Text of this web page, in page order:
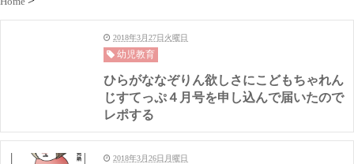
2018年3月27日火曜日
幼児教育
ひらがななぞりん欲しさにこどもちゃれん
じすてっぷ４月号を申し込んで届いたので
レポする
2018年3月26日月曜日